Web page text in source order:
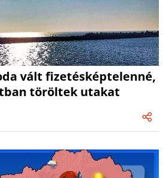
vált fizetésképtelenné,
töröltek utakat